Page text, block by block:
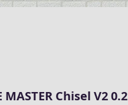
MASTER Chisel V2 0.2